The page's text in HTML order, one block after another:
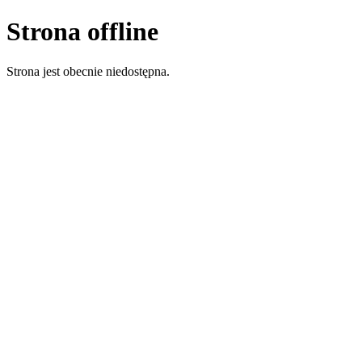
Strona offline
Strona jest obecnie niedostępna.